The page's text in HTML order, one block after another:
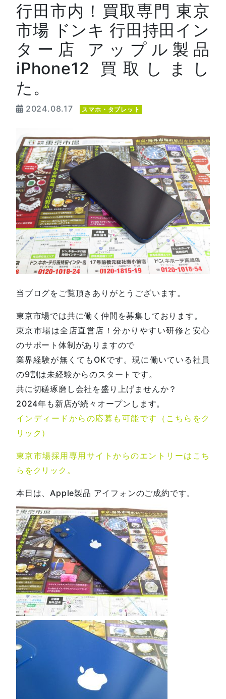
行田市内！買取専門 東京
市場 ドンキ 行田持田イン
ター店 アップル製品
iPhone12 買取しまし
た。
2024.08.17 スマホ・タブレット
当ブログをご覧頂きありがとうございます。
東京市場では共に働く仲間を募集しております。
東京市場は全店直営店！分かりやすい研修と安心
のサポート体制がありますので
業界経験が無くてもOKです。現に働いている社員
の9割は未経験からのスタートです。
共に切磋琢磨し会社を盛り上げませんか？
2024年も新店が続々オープンします。
インディードからの応募も可能です（こちらをク
リック）
東京市場採用専用サイトからのエントリーはこち
らをクリック。
本日は、Apple製品 アイフォンのご成約です。